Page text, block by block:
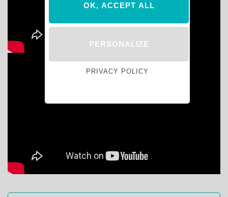
OK, ACCEPT ALL
PERSONALIZE
PRIVACY POLICY